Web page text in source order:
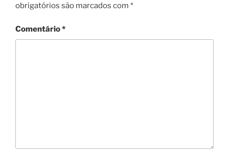
obrigatórios são marcados com *
Comentário*